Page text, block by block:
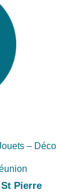
– Déco
St Pierre